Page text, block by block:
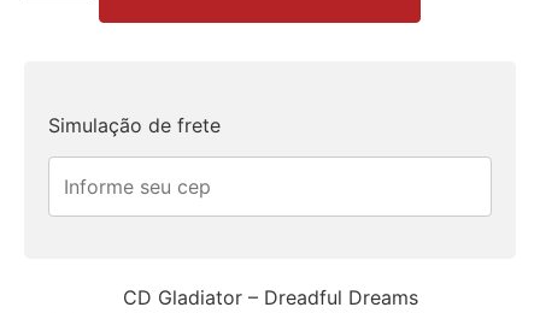
Simulação de frete
CD Gladiator – Dreadful Dreams